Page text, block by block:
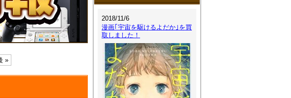
»
2018/11/6
漫画｢宇宙を駆けるよだか｣を買
取しました！